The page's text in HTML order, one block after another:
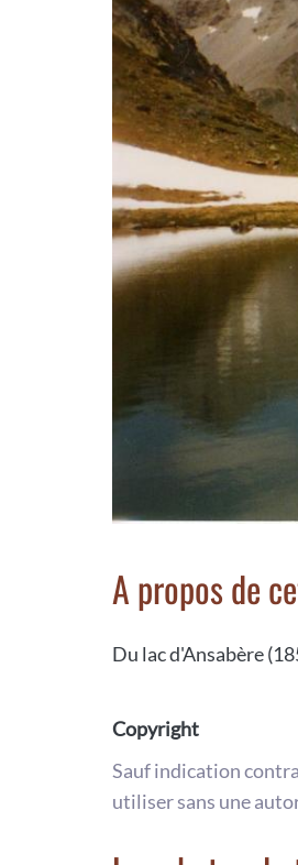
A propos de
Du lac d'Ansabère
Copyright
Sauf indication
utiliser sans une